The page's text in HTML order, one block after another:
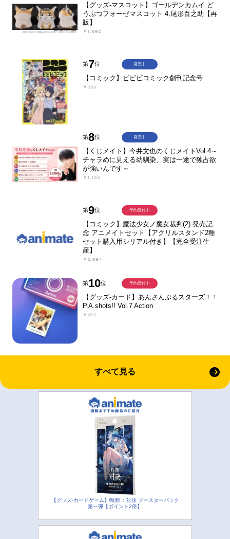
【グッズ-マスコット】ゴールデンカムイ ど
うぶつフォーゼマスコット 4.尾形百之助【再
販】
￥1,980
第7位
【コミック】ビビビコミック創刊記念号
￥935
発売中
第8位
【くじメイト】今井文也のくじメイトVol.4～
チャラめに見える幼馴染、実は一途で独占欲
が強いんです～
￥1,100
発売中
第9位
【コミック】魔法少女ノ魔女裁判(2) 発売記
念 アニメイトセット【アクリルスタンド2種
セット購入用シリアル付き】【完全受注生
産】
￥2,684
予約受付中
第10位
【グッズ-カード】あんさんぶるスターズ！！
P.A.shots!! Vol.7 Action
￥275
予約受付中
すべて見る
【グッズ-カードゲーム】鳴潮 ：対決 ブースターパック
第一弾【ポイント2倍】